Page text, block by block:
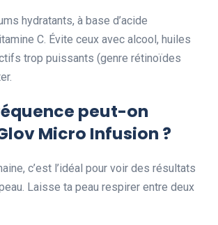
hydratants, à base d’acide
C. Évite ceux avec alcool, huiles
trop puissants (genre rétinoïdes
peut-on
Micro Infusion ?
c’est l’idéal pour voir des résultats
Laisse ta peau respirer entre deux